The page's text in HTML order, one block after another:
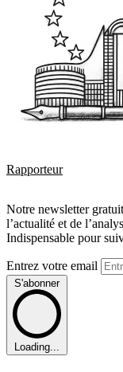
Rapporteur
Notre newsletter
l’actualité et de
Indispensable pour
Entrez votre email
S'abonner
Loading...